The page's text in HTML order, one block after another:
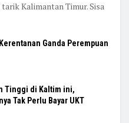
Kalimantan Timur. Sisa
Ganda Perempuan
Tinggi di Kaltim ini,
Tak Perlu Bayar UKT